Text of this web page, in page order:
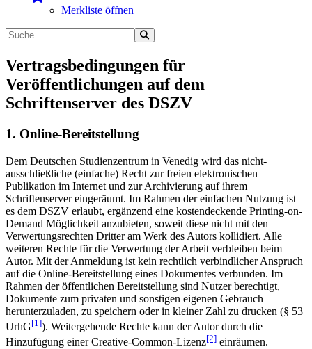
Merkliste öffnen
Vertragsbedingungen für
Veröffentlichungen auf dem
Schriftenserver des DSZV
1. Online-Bereitstellung
Dem Deutschen Studienzentrum in Venedig wird das nicht-
ausschließliche (einfache) Recht zur freien elektronischen
Publikation im Internet und zur Archivierung auf ihrem
Schriftenserver eingeräumt. Im Rahmen der einfachen Nutzung ist
es dem DSZV erlaubt, ergänzend eine kostendeckende Printing-on-
Demand Möglichkeit anzubieten, soweit diese nicht mit den
Verwertungsrechten Dritter am Werk des Autors kollidiert. Alle
weiteren Rechte für die Verwertung der Arbeit verbleiben beim
Autor. Mit der Anmeldung ist kein rechtlich verbindlicher Anspruch
auf die Online-Bereitstellung eines Dokumentes verbunden. Im
Rahmen der öffentlichen Bereitstellung sind Nutzer berechtigt,
Dokumente zum privaten und sonstigen eigenen Gebrauch
herunterzuladen, zu speichern oder in kleiner Zahl zu drucken (§ 53
UrhG[1]). Weitergehende Rechte kann der Autor durch die
Hinzufügung einer Creative-Common-Lizenz[2] einräumen.